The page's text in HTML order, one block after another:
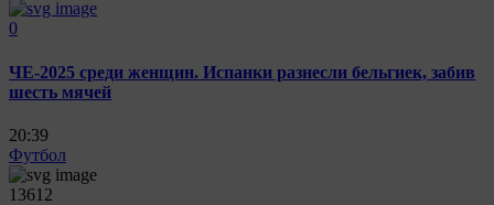
0
ЧЕ-2025 среди женщин. Испанки разнесли бельгиек, забив
шесть мячей
20:39
Футбол
13612